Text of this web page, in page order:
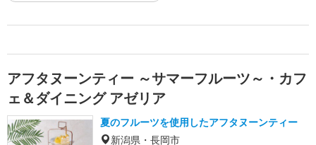
アフタヌーンティー ～サマーフルーツ～・カフ
ェ＆ダイニング アゼリア
夏のフルーツを使用したアフタヌーンティー
新潟県・長岡市